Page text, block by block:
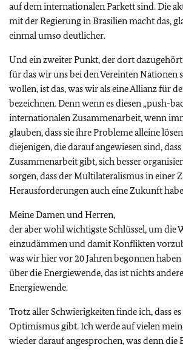
auf dem internationalen Parkett sind. Die
mit der Regierung in Brasilien macht das,
einmal umso deutlicher.
Und ein zweiter Punkt, der dort
für das wir uns bei den Vereinten Nationen
wollen, ist das, was wir als eine Allianz für
bezeichnen. Denn wenn es diesen „push-
internationalen Zusammenarbeit, wenn
glauben, dass sie ihre Probleme alleine
diejenigen, die darauf angewiesen sind,
Zusammenarbeit gibt, sich besser
sorgen, dass der Multilateralismus in einer
Herausforderungen auch eine Zukunft
Meine Damen und Herren,
der aber wohl wichtigste Schlüssel, um die
einzudämmen und damit Konflikten
was wir hier vor 20 Jahren begonnen
über die Energiewende, das ist nichts
Energiewende.
Trotz aller Schwierigkeiten finde ich, dass
Optimismus gibt. Ich werde auf vielen
wieder darauf angesprochen, was denn die